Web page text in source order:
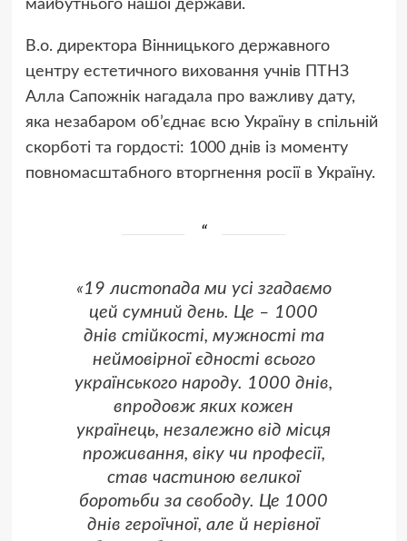
майбутнього нашої держави.
В.о. директора Вінницького державного
центру естетичного виховання учнів ПТНЗ
Алла Сапожнік нагадала про важливу дату,
яка незабаром об’єднає всю Україну в спільній
скорботі та гордості: 1000 днів із моменту
повномасштабного вторгнення росії в Україну.
«19 листопада ми усі згадаємо
цей сумний день. Це – 1000
днів стійкості, мужності та
неймовірної єдності всього
українського народу. 1000 днів,
впродовж яких кожен
українець, незалежно від місця
проживання, віку чи професії,
став частиною великої
боротьби за свободу. Це 1000
днів героїчної, але й нерівної